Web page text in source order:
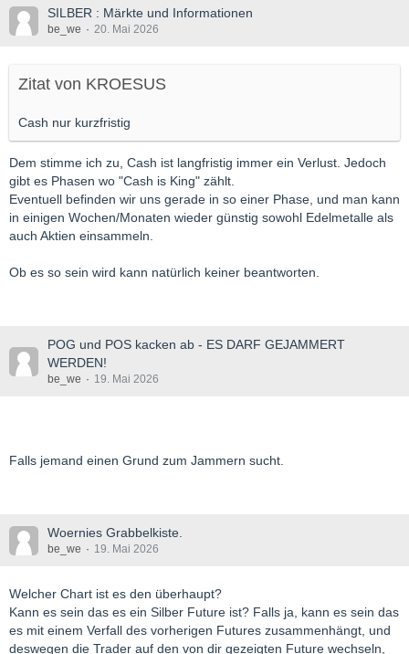
SILBER : Märkte und Informationen
be_we 20. Mai 2026
Zitat von KROESUS
Cash nur kurzfristig
Dem stimme ich zu, Cash ist langfristig immer ein Verlust. Jedoch
gibt es Phasen wo "Cash is King" zählt.
Eventuell befinden wir uns gerade in so einer Phase, und man kann
in einigen Wochen/Monaten wieder günstig sowohl Edelmetalle als
auch Aktien einsammeln.
Ob es so sein wird kann natürlich keiner beantworten.
POG und POS kacken ab - ES DARF GEJAMMERT
WERDEN!
be_we 19. Mai 2026
Falls jemand einen Grund zum Jammern sucht.
Woernies Grabbelkiste.
be_we 19. Mai 2026
Welcher Chart ist es den überhaupt?
Kann es sein das es ein Silber Future ist? Falls ja, kann es sein das
es mit einem Verfall des vorherigen Futures zusammenhängt, und
deswegen die Trader auf den von dir gezeigten Future wechseln,